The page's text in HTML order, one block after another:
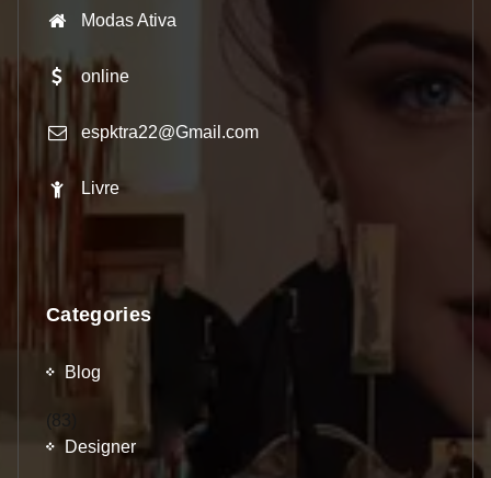
Modas Ativa
online
espktra22@Gmail.com
Livre
Categories
Blog
(83)
Designer